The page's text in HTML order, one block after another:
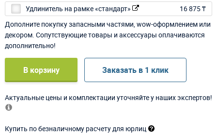
Удлинитель на рамке «стандарт»
16 875 ₸
Дополните покупку запасными частями, wow-оформлением или
декором. Сопутствующие товары и аксессуары оплачиваются
дополнительно!
В корзину Заказать в 1 клик
Актуальные цены и комплектации уточняйте у наших экспертов!
Купить по безналичному расчету для юрлиц